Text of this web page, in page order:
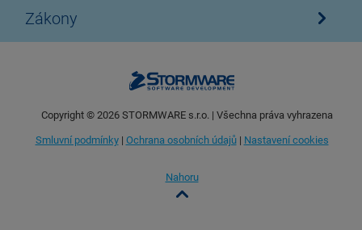
Zákony
Copyright © 2026STORMWARE s.r.o. | Všechna práva vyhrazena
Smluvní podmínky| Ochrana osobních údajů| Nastavení cookies
Nahoru